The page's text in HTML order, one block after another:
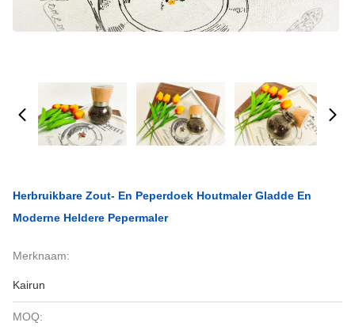
Herbruikbare Zout- En Peperdoek Houtmaler Gladde En
Moderne Heldere Pepermaler
Merknaam:
Kairun
MOQ: